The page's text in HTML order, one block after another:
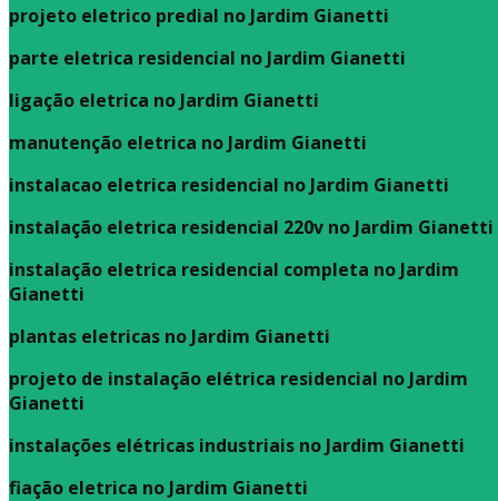
projeto eletrico predial no Jardim Gianetti
parte eletrica residencial no Jardim Gianetti
ligação eletrica no Jardim Gianetti
manutenção eletrica no Jardim Gianetti
instalacao eletrica residencial no Jardim Gianetti
instalação eletrica residencial 220v no Jardim Gianetti
instalação eletrica residencial completa no Jardim
Gianetti
plantas eletricas no Jardim Gianetti
projeto de instalação elétrica residencial no Jardim
Gianetti
instalações elétricas industriais no Jardim Gianetti
fiação eletrica no Jardim Gianetti